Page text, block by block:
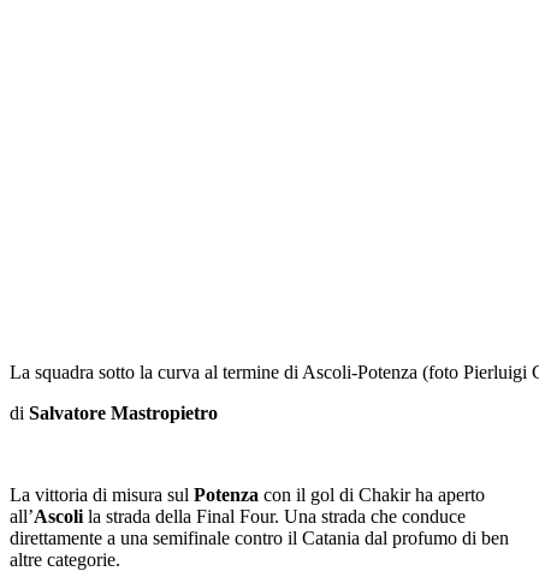
La squadra sotto la curva al termine di Ascoli-Potenza (foto Pierluigi
di Salvatore Mastropietro
La vittoria di misura sul Potenza con il gol di Chakir ha aperto
all’Ascoli la strada della Final Four. Una strada che conduce
direttamente a una semifinale contro il Catania dal profumo di ben
altre categorie.